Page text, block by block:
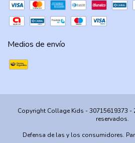
Medios de envío
Copyright Collage Kids - 30715619373 -
reservados.
Defensa de las y los consumidores.